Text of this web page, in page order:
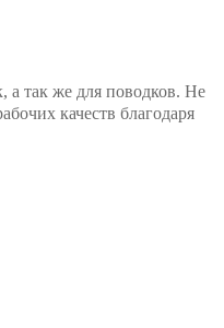
а так же для поводков. Не
качеств благодаря